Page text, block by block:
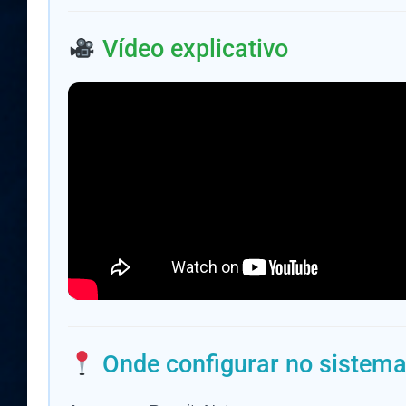
Vídeo explicativo
Onde configurar no sistema